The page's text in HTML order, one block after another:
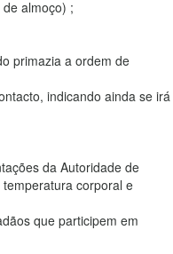
almoço) ;
primazia a ordem de
indicando ainda se irá
da Autoridade de
corporal e
que participem em